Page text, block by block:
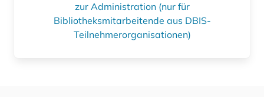
zur Administration (nur für
Bibliotheksmitarbeitende aus DBIS-
Teilnehmerorganisationen)